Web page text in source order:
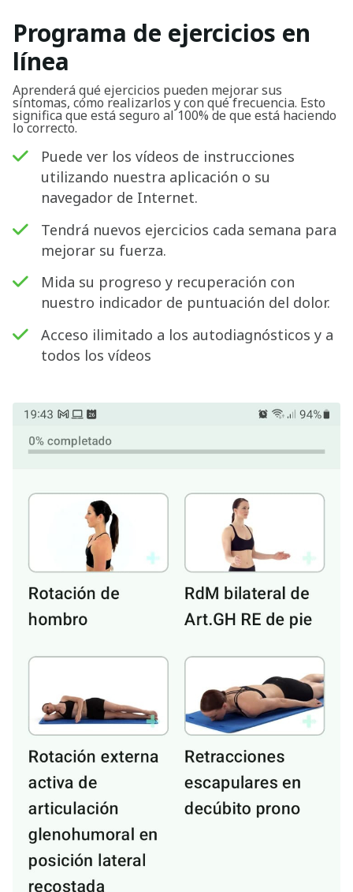
Programa de ejercicios en
línea
Aprenderá qué ejercicios pueden mejorar sus
síntomas, cómo realizarlos y con qué frecuencia. Esto
significa que está seguro al 100% de que está haciendo
lo correcto.
Puede ver los vídeos de instrucciones
utilizando nuestra aplicación o su
navegador de Internet.
Tendrá nuevos ejercicios cada semana para
mejorar su fuerza.
Mida su progreso y recuperación con
nuestro indicador de puntuación del dolor.
Acceso ilimitado a los autodiagnósticos y a
todos los vídeos